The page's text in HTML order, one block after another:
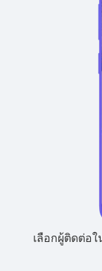
เลือกผู้ติดต่อ